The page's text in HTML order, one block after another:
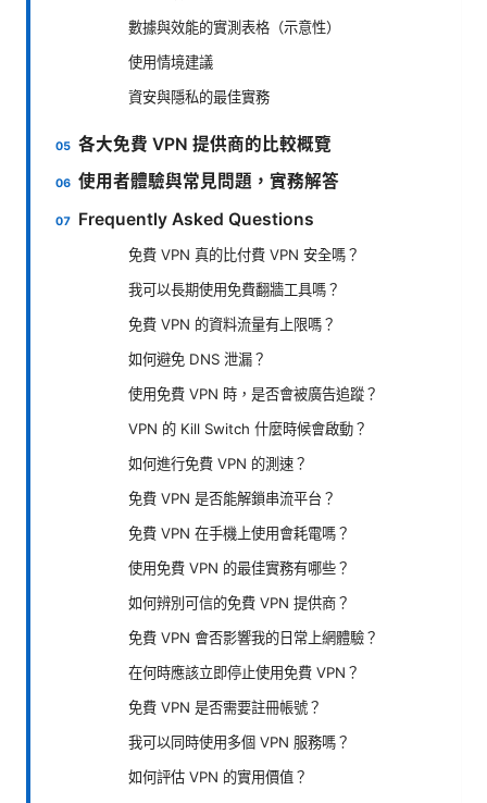
數據與效能的實測表格（示意性）
使用情境建議
資安與隱私的最佳實務
各大免費 VPN 提供商的比較概覽
使用者體驗與常見問題，實務解答
Frequently Asked Questions
免費 VPN 真的比付費 VPN 安全嗎？
我可以長期使用免費翻牆工具嗎？
免費 VPN 的資料流量有上限嗎？
如何避免 DNS 泄漏？
使用免費 VPN 時，是否會被廣告追蹤？
VPN 的 Kill Switch 什麼時候會啟動？
如何進行免費 VPN 的測速？
免費 VPN 是否能解鎖串流平台？
免費 VPN 在手機上使用會耗電嗎？
使用免費 VPN 的最佳實務有哪些？
如何辨別可信的免費 VPN 提供商？
免費 VPN 會否影響我的日常上網體驗？
在何時應該立即停止使用免費 VPN？
免費 VPN 是否需要註冊帳號？
我可以同時使用多個 VPN 服務嗎？
如何評估 VPN 的實用價值？